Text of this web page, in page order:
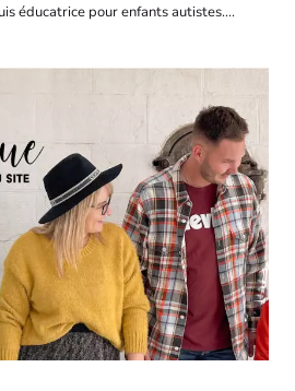
éducatrice pour enfants autistes....